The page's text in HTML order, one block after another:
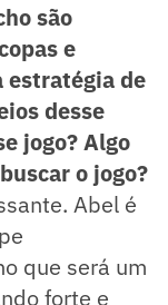
são
e
estratégia de
desse
jogo? Algo
o jogo?
Abel é
que será um
forte e